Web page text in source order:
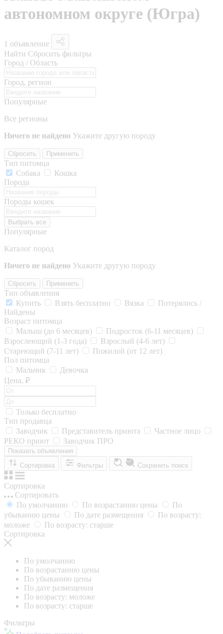
автономном округе (Югра)
1 объявление
Найти Сбросить фильтры
Город / Область
Город, регион
Популярные
Все регионы
Ничего не найдено Укажите другую породу
Сбросить Применить
Тип питомца
Собака
Кошка
Порода
Породы кошек
Выбрать все
Популярные
Каталог пород
Ничего не найдено Укажите другую породу
Сбросить Применить
Тип объявления
Купить
Взять бесплатно Вязка
Потерялись /
Найдены
Возраст питомца
Малыш (до 6 месяцев)
Подросток (6-11 месяцев)
Взрослеющий (1-3 года)
Взрослый (4-6 лет)
Стареющий (7-11 лет)
Пожилой (от 12 лет)
Пол питомца
Мальчик
Девочка
Цена, ₽
Только бесплатно
Тип продавца
Заводчик
Представитель приюта
Частное лицо
РЕКО приют
Заводчик ПРО
Показать объявления
Сортировка
Фильтры Сохранить поиск
Сортировка
Сортировать
По умолчанию
По возрастанию цены
По
убыванию цены
По дате размещения
По возрасту:
моложе
По возрасту: старше
Сортировка
По умолчанию
По возрастанию цены
По убыванию цены
По дате размещения
По возрасту: моложе
По возрасту: старше
Фильтры